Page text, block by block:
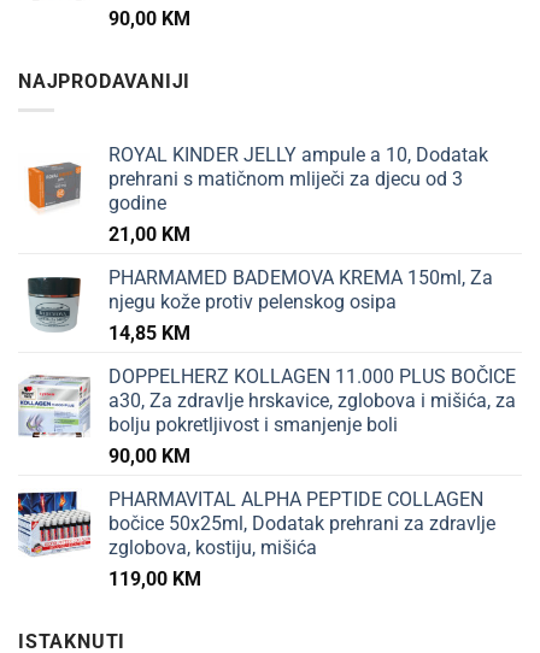
90,00 KM
NAJPRODAVANIJI
ROYAL KINDER JELLY ampule a 10, Dodatak
prehrani s matičnom mliječi za djecu od 3
godine
21,00 KM
PHARMAMED BADEMOVA KREMA 150ml, Za
njegu kože protiv pelenskog osipa
14,85 KM
DOPPELHERZ KOLLAGEN 11.000 PLUS BOČICE
a30, Za zdravlje hrskavice, zglobova i mišića, za
bolju pokretljivost i smanjenje boli
90,00 KM
PHARMAVITAL ALPHA PEPTIDE COLLAGEN
bočice 50x25ml, Dodatak prehrani za zdravlje
zglobova, kostiju, mišića
119,00 KM
ISTAKNUTI